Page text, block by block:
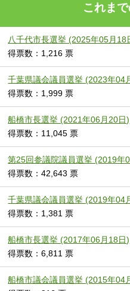
これま
八千代市長選挙 (2025年05月18
得票数：1,216 票
千葉県議会議員選挙 (2023年04
得票数：1,999 票
船橋市長選挙 (2021年06月20日)
得票数：11,045 票
第25回参議院議員選挙 (2019年
得票数：42,643 票
千葉県議会議員選挙 (2019年04
得票数：1,381 票
船橋市長選挙 (2017年06月18日)
得票数：6,811 票
船橋市議会議員選挙 (2015年04